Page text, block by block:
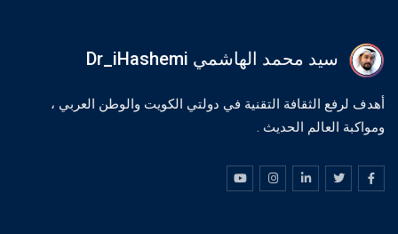
سيد محمد الهاشمي Dr_iHashemi
أهدف لرفع الثقافة التقنية في دولتي الكويت والوطن العربي ،
ومواكبة العالم الحديث .